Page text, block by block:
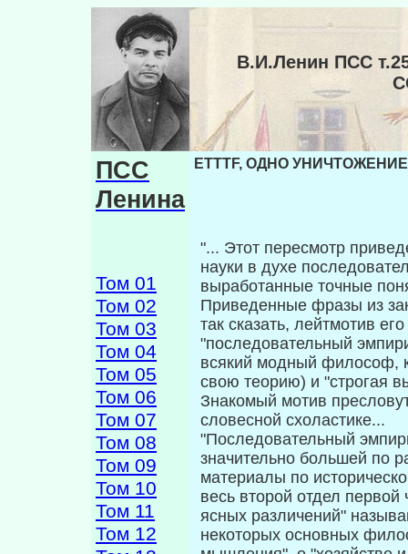
В.И.Ленин ПСС
ПСС
Ленина
Том 01
Том 02
Том 03
Том 04
Том 05
Том 06
Том 07
Том 08
Том 09
Том 10
Том 11
Том 12
ETTTF, ОДНО
"... Этот пересмотр
науки в духе
выработанные точные
Приведенные фразы из
так сказать, лейтмотив
"последовательный
всякий модный философ,
свою теорию) и "строгая
Знакомый мотив
словесной схоластике...
"Последовательный
значительно большей по
материалы по
весь второй отдел первой
ясных различений"
некоторых основных